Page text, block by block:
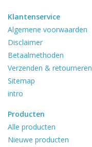
Klantenservice
Algemene voorwaarden
Disclaimer
Betaalmethoden
Verzenden & retourneren
Sitemap
intro
Producten
Alle producten
Nieuwe producten